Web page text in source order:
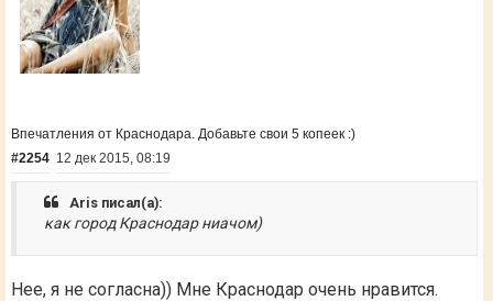
Впечатления от Краснодара. Добавьте свои 5 копеек :)
#2254 12 дек 2015, 08:19
Aris писал(а):
как город Краснодар ниачом)
Нее, я не согласна)) Мне Краснодар очень нравится.